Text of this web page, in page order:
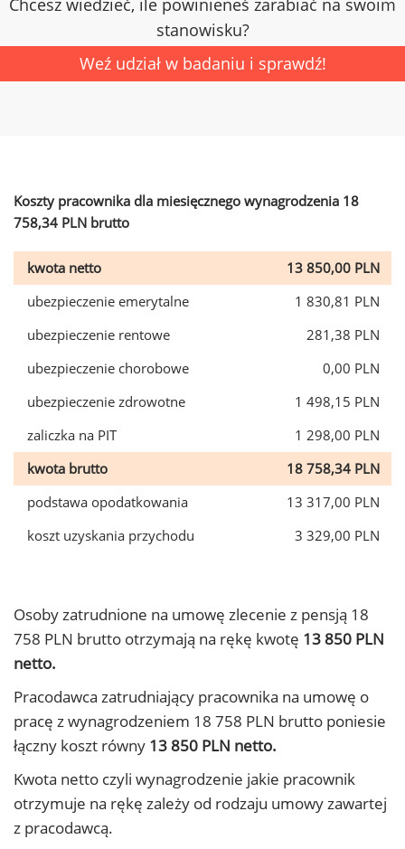
Chcesz wiedzieć, ile powinieneś zarabiać na swoim
stanowisku?
Weź udział w badaniu i sprawdź!
Koszty pracownika dla miesięcznego wynagrodzenia 18
758,34 PLN brutto
kwota netto
13 850,00 PLN
ubezpieczenie emerytalne
1 830,81 PLN
ubezpieczenie rentowe
281,38 PLN
ubezpieczenie chorobowe
0,00 PLN
ubezpieczenie zdrowotne
1 498,15 PLN
zaliczka na PIT
1 298,00 PLN
kwota brutto
18 758,34 PLN
podstawa opodatkowania
13 317,00 PLN
koszt uzyskania przychodu
3 329,00 PLN
Osoby zatrudnione na umowę zlecenie z pensją 18
758 PLN brutto otrzymają na rękę kwotę 13 850 PLN
netto.
Pracodawca zatrudniający pracownika na umowę o
pracę z wynagrodzeniem 18 758 PLN brutto poniesie
łączny koszt równy 13 850 PLN netto.
Kwota netto czyli wynagrodzenie jakie pracownik
otrzymuje na rękę zależy od rodzaju umowy zawartej
z pracodawcą.